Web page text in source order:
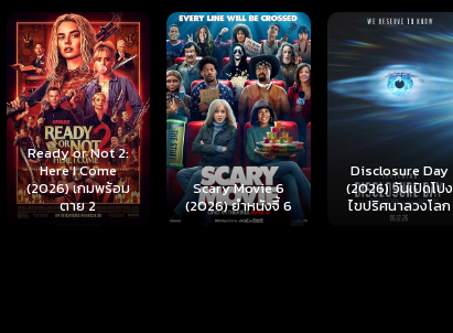
Scary Movie 6
(2026) ยำหนังจี้ 6
Disclosure Day
(2026) วันเปิดโปง
ไขปริศนาลวงโลก
Backrooms (2026)
นรกห้องลับ